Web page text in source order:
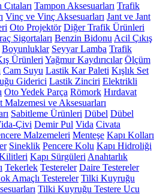
Tampon Aksesuarları Trafik
Vinç ve Vinç Aksesuarları Jant ve Jant
Oto Projektör Diğer Trafik Ürünleri
Sigortaları Benzin Bidonu Acil Çıkış
Boyunluklar Seyyar Lamba Trafik
Ürünleri Yağmur Kaydırıcılar Ölçüm
Cam Suyu Lastik Kar Paleti Kışlık Set
Giderici Lastik Zinciri Elektrikli
Oto Yedek Parça Römork Hırdavat
Malzemesi ve Aksesuarları
Sabitleme Ürünleri Dübel Dübel
Çivi Demir Pul Vida Civata
Malzemeleri Menteşe Kapı Kolları
Sineklik Pencere Kolu Kapı Hidroliği
Kapı Sürgüleri Anahtarlık
Tekerlek Testereler Daire Testereler
Amaçlı Testereler Tilki Kuyruğu
Tilki Kuyruğu Testere Ucu